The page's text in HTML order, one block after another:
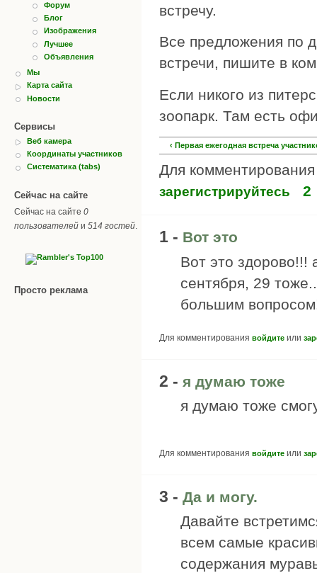
Форум
Блог
Изображения
Лучшее
Объявления
Мы
Карта сайта
Новости
Сервисы
Веб камера
Координаты участников
Систематика (tabs)
Сейчас на сайте
Сейчас на сайте 0
пользователей и 514 гостей
Просто реклама
встречу.
Все предложения по
встречи, пишите в
Если никого из
зоопарк. Там есть
‹ Первая ежегодная встреча
Для
зарегистрируйтесь 2
1 - Вот это
Вот это здорово!!!
сентября, 29
большим
Для комментирования войдите или
2 - я думаю тоже
я думаю тоже
Для комментирования войдите или
3 - Да и могу.
Давайте
всем самые
содержания